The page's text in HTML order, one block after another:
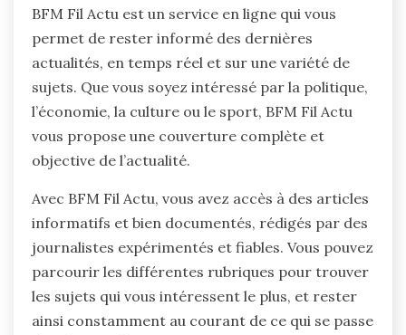
BFM Fil Actu est un service en ligne qui vous
permet de rester informé des dernières
actualités, en temps réel et sur une variété de
sujets. Que vous soyez intéressé par la politique,
l’économie, la culture ou le sport, BFM Fil Actu
vous propose une couverture complète et
objective de l’actualité.
Avec BFM Fil Actu, vous avez accès à des articles
informatifs et bien documentés, rédigés par des
journalistes expérimentés et fiables. Vous pouvez
parcourir les différentes rubriques pour trouver
les sujets qui vous intéressent le plus, et rester
ainsi constamment au courant de ce qui se passe